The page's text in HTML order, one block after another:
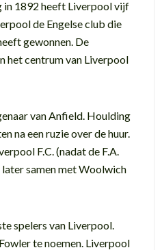
in 1892 heeft Liverpool vijf
de Engelse club die
gewonnen. De
het centrum van Liverpool
van Anfield. Houlding
na een ruzie over de huur.
F.C. (nadat de F.A.
samen met Woolwich
spelers van Liverpool.
te noemen. Liverpool